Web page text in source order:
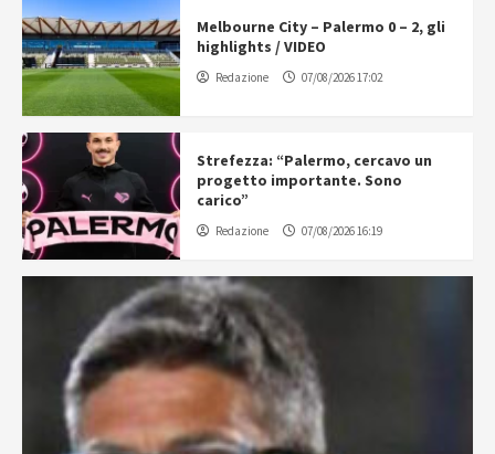
Melbourne City – Palermo 0 – 2, gli
highlights / VIDEO
Redazione 07/08/2026 17:02
Strefezza: “Palermo, cercavo un
progetto importante. Sono
carico”
Redazione 07/08/2026 16:19